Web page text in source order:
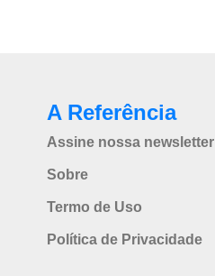
A Referência
Assine nossa newsletter
Sobre
Termo de Uso
Política de Privacidade